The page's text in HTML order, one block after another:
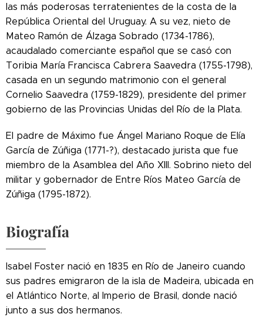
las más poderosas terratenientes de la costa de la
República Oriental del Uruguay. A su vez, nieto de
Mateo Ramón de Álzaga Sobrado (1734-1786),
acaudalado comerciante español que se casó con
Toribia María Francisca Cabrera Saavedra (1755-1798),
casada en un segundo matrimonio con el general
Cornelio Saavedra (1759-1829), presidente del primer
gobierno de las Provincias Unidas del Río de la Plata.
El padre de Máximo fue Ángel Mariano Roque de Elía
García de Zúñiga (1771-?), destacado jurista que fue
miembro de la Asamblea del Año XIII. Sobrino nieto del
militar y gobernador de Entre Ríos Mateo García de
Zúñiga (1795-1872).
Biografía
Isabel Foster nació en 1835 en Río de Janeiro cuando
sus padres emigraron de la isla de Madeira, ubicada en
el Atlántico Norte, al Imperio de Brasil, donde nació
junto a sus dos hermanos.